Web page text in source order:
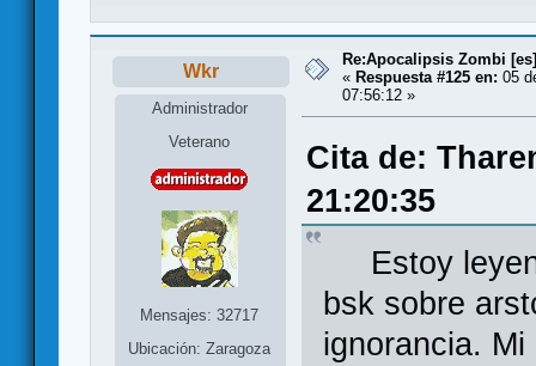
Wkr
Administrador
Veterano
Mensajes: 32717
Ubicación: Zaragoza
Re:Apocalipsis Zombi [es]
« Respuesta #125 en: 05
07:56:12 »
Cita de:
21:20:35
Estoy
bsk sobre
ignorancia.